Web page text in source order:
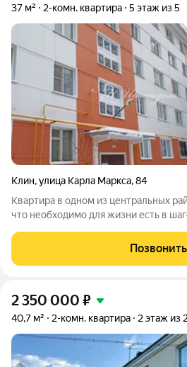
37 м² 2-комн. квартира 5 этаж из 5
Клин,улица Карла Маркса,84
Квартира в одном из центральных
что необходимо для жизни есть в
банк, магазины. Описание: Общая
площадь: 23 (9/14)
Позвонить
2 350 000 ₽
40,7 м² 2-комн. квартира 2 этаж из 2